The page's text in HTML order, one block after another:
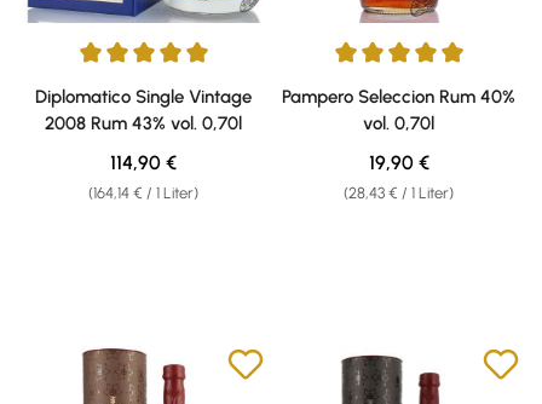
Durchschnittliche Bewertung von 5 von 5 Sternen
Diplomatico Single Vintage
2008 Rum 43% vol. 0,70l
(164,14 € / 1 Liter)
Regulärer Preis:
114,90 €
Durchschnittliche Bewertung
Pampero Seleccion Rum 40%
vol. 0,70l
(28,43 € / 1 Liter)
Regulärer Preis:
19,90 €